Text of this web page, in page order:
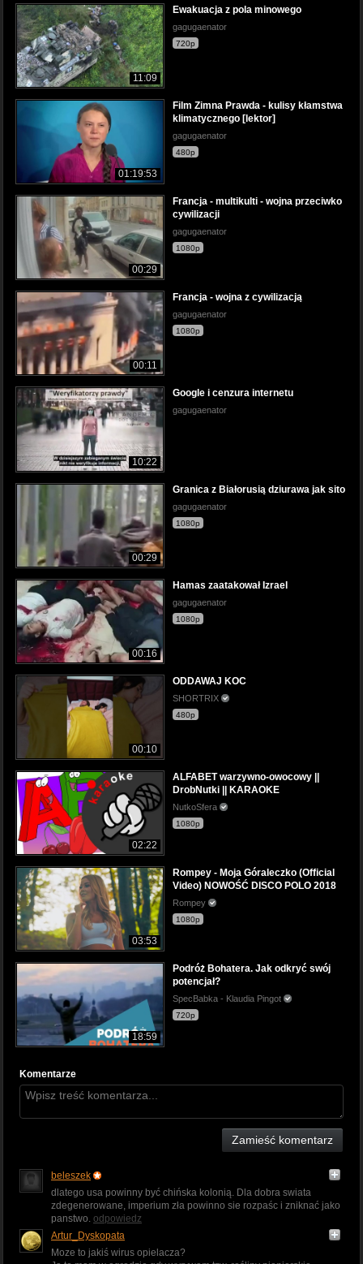
11:09
Ewakuacja z pola minowego
gagugaenator
720p
01:19:53
Film Zimna Prawda - kulisy kłamstwa
klimatycznego [lektor]
gagugaenator
480p
00:29
Francja - multikulti - wojna przeciwko
cywilizacji
gagugaenator
1080p
00:11
Francja - wojna z cywilizacją
gagugaenator
1080p
10:22
Google i cenzura internetu
gagugaenator
00:29
Granica z Białorusią dziurawa jak sito
gagugaenator
1080p
00:16
Hamas zaatakował Izrael
gagugaenator
1080p
00:10
ODDAWAJ KOC
SHORTRIX
480p
02:22
ALFABET warzywno-owocowy ||
DrobNutki || KARAOKE
NutkoSfera
1080p
03:53
Rompey - Moja Góraleczko (Official
Video) NOWOŚĆ DISCO POLO 2018
Rompey
1080p
18:59
Podróż Bohatera. Jak odkryć swój
potencjał?
SpecBabka - Klaudia Pingot
720p
Komentarze
Zamieść komentarz
beleszek
dlatego usa powinny być chińska kolonią. Dla dobra swiata
zdegenerowane, imperium zła powinno sie rozpaśc i zniknać jako
panstwo. odpowiedz
Artur_Dyskopata
Moze to jakiś wirus opielacza?